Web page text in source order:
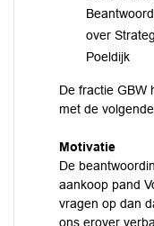
over
Poeldijk
De fractie GBW
met de
Motivatie
De
aankoop pand
vragen op dan
ons erover